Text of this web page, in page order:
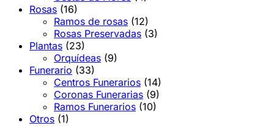
Rosas (16)
Ramos de rosas (12)
Rosas Preservadas (3)
Plantas (23)
Orquídeas (9)
Funerario (33)
Centros Funerarios (14)
Coronas Funerarias (9)
Ramos Funerarios (10)
Otros (1)